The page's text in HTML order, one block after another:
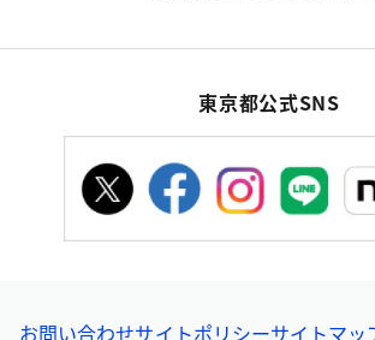
東京都公式SNS
お問い合わせサイトポリシーサイトマッ